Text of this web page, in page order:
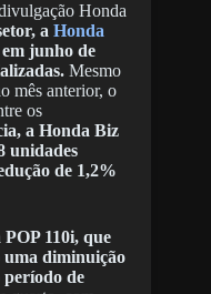
Honda
a Honda
junho de
Mesmo
mês anterior, o
os
a Honda Biz
unidades
de 1,2%
110i, que
uma diminuição
período de